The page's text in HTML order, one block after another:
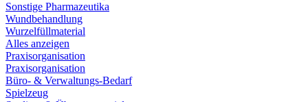
Sonstige Pharmazeutika
Wundbehandlung
Wurzelfüllmaterial
Alles anzeigen
Praxisorganisation
Praxisorganisation
Büro- & Verwaltungs-Bedarf
Spielzeug